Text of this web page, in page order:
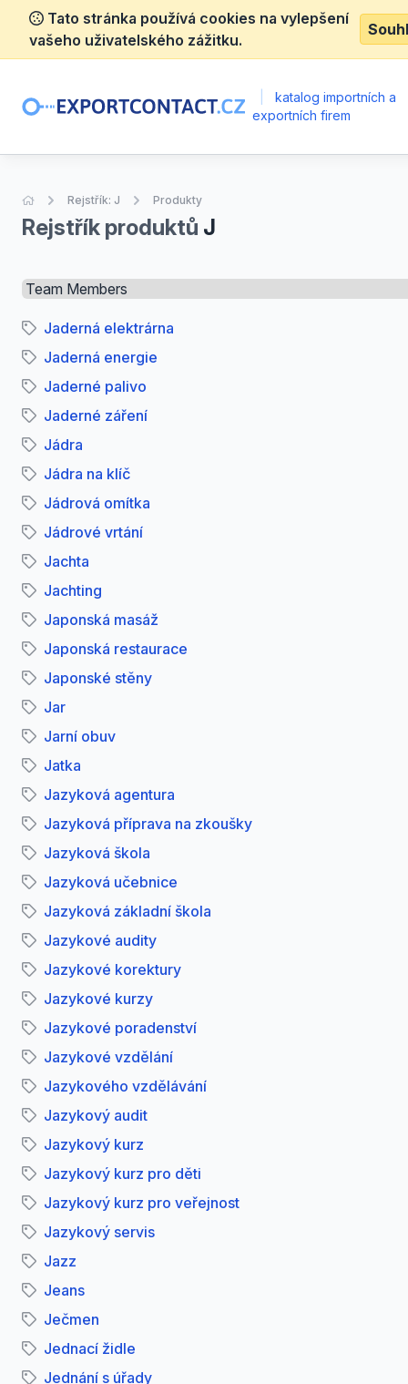
Tato stránka používá cookies na vylepšení
vašeho uživatelského zážitku.
katalog importních a
exportních firem
Úvodní stránka
Rejstřík: J Produkty
Rejstřík produktů J
Select a tab
Jaderná elektrárna
Jaderná energie
Jaderné palivo
Jaderné záření
Jádra
Jádra na klíč
Jádrová omítka
Jádrové vrtání
Jachta
Jachting
Japonská masáž
Japonská restaurace
Japonské stěny
Jar
Jarní obuv
Jatka
Jazyková agentura
Jazyková příprava na zkoušky
Jazyková škola
Jazyková učebnice
Jazyková základní škola
Jazykové audity
Jazykové korektury
Jazykové kurzy
Jazykové poradenství
Jazykové vzdělání
Jazykového vzdělávání
Jazykový audit
Jazykový kurz
Jazykový kurz pro děti
Jazykový kurz pro veřejnost
Jazykový servis
Jazz
Jeans
Ječmen
Jednací židle
Jednání s úřady